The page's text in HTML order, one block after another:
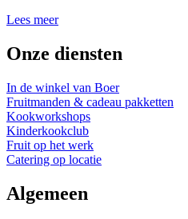
Lees meer
Onze diensten
In de winkel van Boer
Fruitmanden & cadeau pakketten
Kookworkshops
Kinderkookclub
Fruit op het werk
Catering op locatie
Algemeen